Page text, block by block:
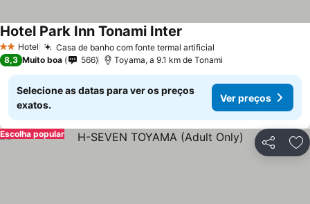
2 Estrelas
Hotel Casa de banho com fonte termal artificial
Hotel Park Inn Tonami Inter
8,3 Muito boa 566 Toyama, a 9.1 km de Tonami
Selecione as datas para ver os preços
exatos.
Ver preços
Partilhar
Escolha popular